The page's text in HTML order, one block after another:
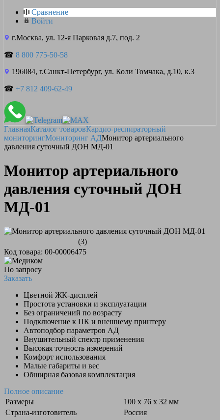
Сравнение
Войти
г.Москва, ул. 12-я Парковая д.7, под. 2
☎ 8 800 775-50-58
196084, г.Санкт-Петербург, ул. Коли Томчака, д.10, к.3
☎ +7 812 409-62-49
ГлавнаяКаталог товаровКардио-респираторный
мониторингМониторинг АДМонитор артериального
давления суточный ДОН МД-01
Монитор артериального
давления суточный ДОН
МД-01
(3)
Код товара: 00-00006475
По запросу
Заказать
Цветной ЖК-дисплей
Простота установки и эксплуатации
Без ограничений по возрасту
Подключение к ПК и внешнему принтеру
Автоподбор параметров АД
Внушительный спектр применения
Высокая точность измерений
Комфорт использования
Малые габариты и вес
Обширная базовая комплектация
Полное описание
Размеры
100 х 76 х 32 мм
Страна-изготовитель
Россия